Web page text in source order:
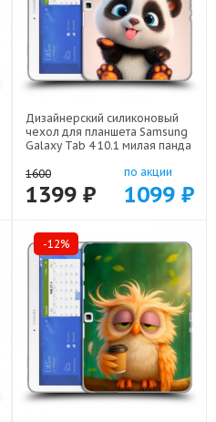
Дизайнерский силиконовый
чехол для планшета Samsung
Galaxy Tab 4 10.1 милая панда
1600
1399 ₽
по акции
1099 ₽
-12%